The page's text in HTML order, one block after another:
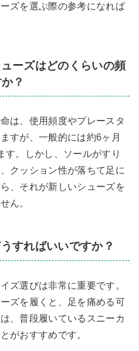
ズを選ぶ際の参考になれば
ーズはどのくらいの頻
？
は、使用頻度やプレースタ
すが、一般的には約6ヶ月
す。しかし、ソールがすり
クッション性が落ちて足に
、それが新しいシューズを
ん。
すればいいですか？
ズ選びは非常に重要です。
ズを履くと、足を痛める可
、普段履いているスニーカ
がおすすめです。